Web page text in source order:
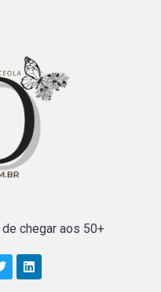
chegar aos 50+